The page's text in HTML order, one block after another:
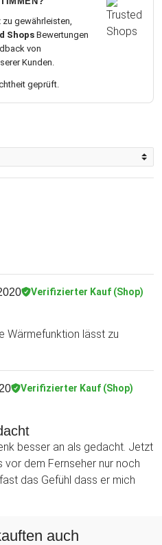
gewährleisten,
Shops Bewertungen
von
Kunden.
geprüft.
Verifizierter Kauf (Shop)
Wärmefunktion lässt zu
Verifizierter Kauf (Shop)
besser an als gedacht. Jetzt
vor dem Fernseher nur noch
das Gefühl dass er mich
auch